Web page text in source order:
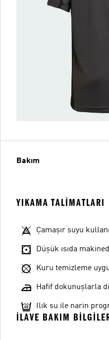
Bakım
YIKAMA TALIMATLARI
Çamaşır suyu
Düşük ısıda
Kuru temizleme
Hafif dokunuşlarla
Ilık su ile narin
İLAVE BAKIM